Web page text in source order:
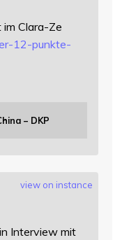
Clara-Ze
12-punkte-
– DKP
view on instance
Interview mit